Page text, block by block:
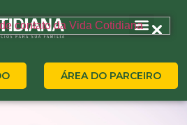
ÁREA DO PARCEIRO